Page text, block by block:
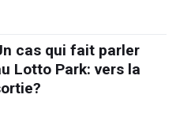
cas qui fait parler
Lotto Park: vers la